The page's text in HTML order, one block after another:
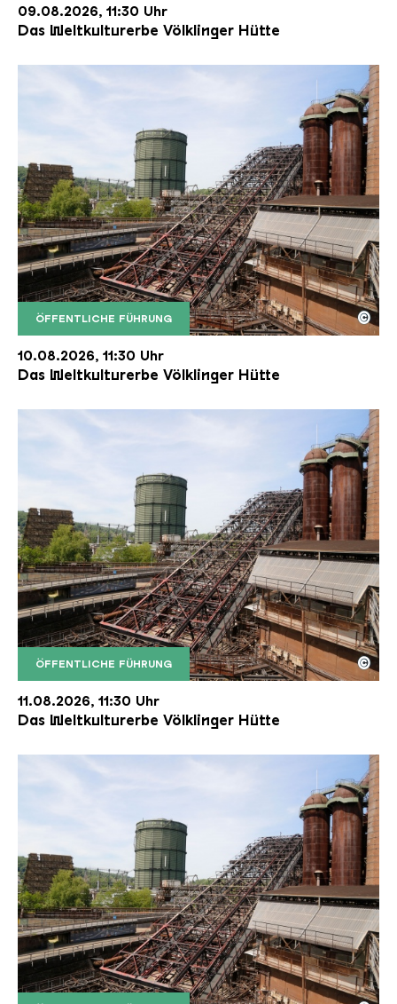
09.08.2026, 11:30 Uhr
Das Weltkulturerbe Völklinger Hütte
ÖFFENTLICHE FÜHRUNG
Der Erzschrägaufzug der Völklinger Hütte mit
Copyright: Weltkulturerbe Völklinger Hütte | Karl
©
10.08.2026, 11:30 Uhr
Das Weltkulturerbe Völklinger Hütte
ÖFFENTLICHE FÜHRUNG
Der Erzschrägaufzug der Völklinger Hütte mit
Copyright: Weltkulturerbe Völklinger Hütte | Karl
©
11.08.2026, 11:30 Uhr
Das Weltkulturerbe Völklinger Hütte